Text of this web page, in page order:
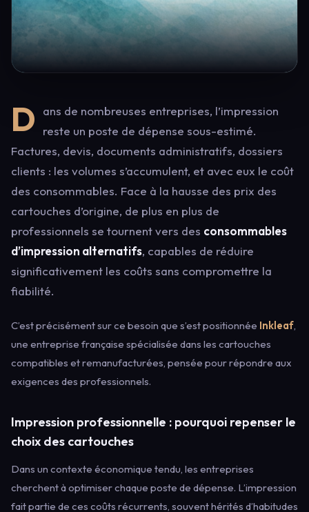
D
ans de nombreuses entreprises, l’impression
reste un poste de dépense sous-estimé.
Factures, devis, documents administratifs, dossiers
clients : les volumes s’accumulent, et avec eux le coût
des consommables. Face à la hausse des prix des
cartouches d’origine, de plus en plus de
professionnels se tournent vers des consommables
d’impression alternatifs, capables de réduire
significativement les coûts sans compromettre la
fiabilité.
C’est précisément sur ce besoin que s’est positionnée Inkleaf,
une entreprise française spécialisée dans les cartouches
compatibles et remanufacturées, pensée pour répondre aux
exigences des professionnels.
Impression professionnelle : pourquoi repenser le
choix des cartouches
Dans un contexte économique tendu, les entreprises
cherchent à optimiser chaque poste de dépense. L’impression
fait partie de ces coûts récurrents, souvent hérités d’habitudes